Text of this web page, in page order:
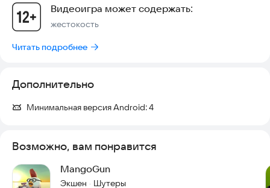
Видеоигра может содержать:
жестокость
Читать подробнее
Дополнительно
Минимальная версия Android:4
Возможно, вам понравится
MangoGun
Экшен · Шутеры